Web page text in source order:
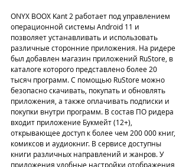
ONYX BOOX Kant 2 работает под управлением
операционной системы Android 11 и
позволяет устанавливать и использовать
различные сторонние приложения. На ридере
был добавлен магазин приложений RuStore, в
каталоге которого представлено более 20
тысяч программ. С помощью RuStore можно
безопасно скачивать, покупать и обновлять
приложения, а также оплачивать подписки и
покупки внутри программ. В состав ПО ридера
входит приложение Букмейт (12+),
открывающее доступ к более чем 200 000 книг,
комиксов и аудиокниг. В сервисе доступны
книги различных направлений и жанров. У
приложения удобные настройки отображения